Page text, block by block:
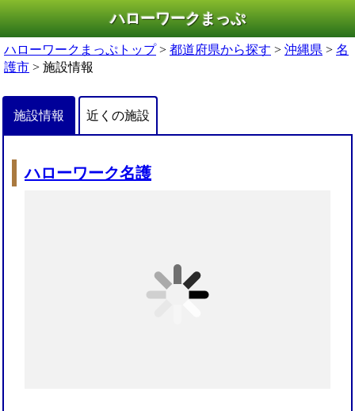
ハローワークまっぷ
ハローワークまっぷトップ> 都道府県から探す > 沖縄県 > 名
護市 > 施設情報
施設情報 近くの施設
ハローワーク名護